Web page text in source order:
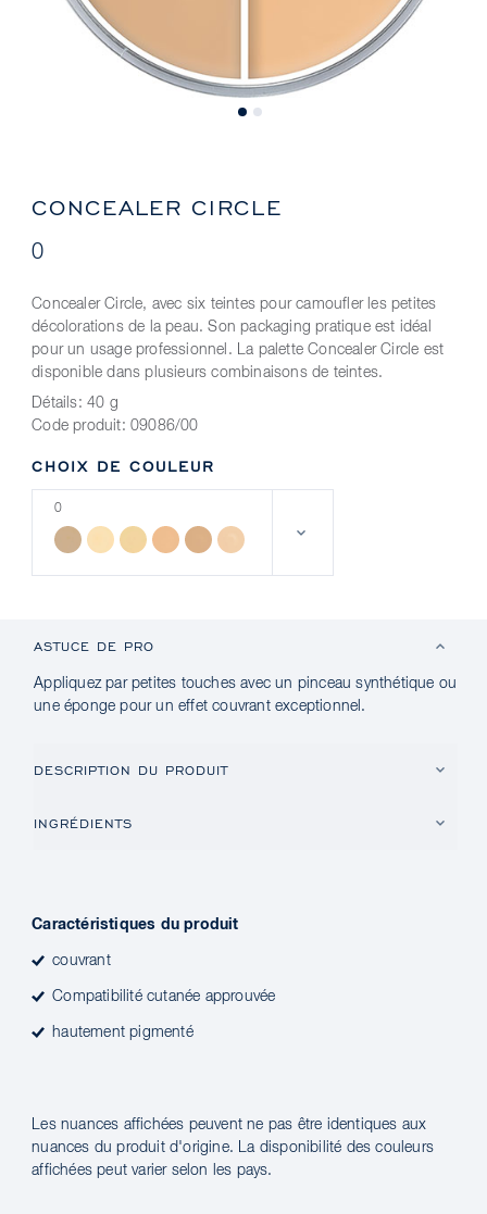
CONCEALER CIRCLE
0
Concealer Circle, avec six teintes pour camoufler les petites
décolorations de la peau. Son packaging pratique est idéal
pour un usage professionnel. La palette Concealer Circle est
disponible dans plusieurs combinaisons de teintes.
Détails: 40 g
Code produit: 09086/00
CHOIX DE COULEUR
0
ASTUCE DE PRO
Appliquez par petites touches avec un pinceau synthétique ou
une éponge pour un effet couvrant exceptionnel.
DESCRIPTION DU PRODUIT
INGRÉDIENTS
Caractéristiques du produit
couvrant
Compatibilité cutanée approuvée
hautement pigmenté
Les nuances affichées peuvent ne pas être identiques aux
nuances du produit d'origine. La disponibilité des couleurs
affichées peut varier selon les pays.